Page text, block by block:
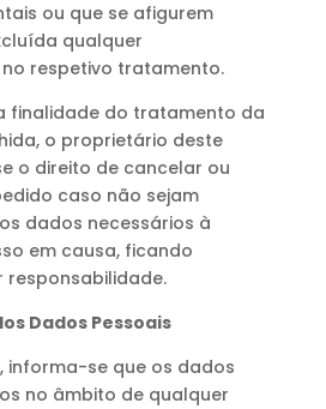
ou que se afigurem
qualquer
respetivo tratamento.
finalidade do tratamento da
o proprietário deste
o direito de cancelar ou
caso não sejam
dados necessários à
em causa, ficando
responsabilidade.
Dados Pessoais
informa-se que os dados
no âmbito de qualquer